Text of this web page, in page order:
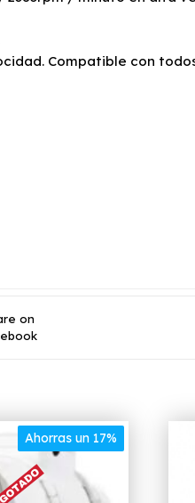
Compatible con
on
Ahorras un 17%